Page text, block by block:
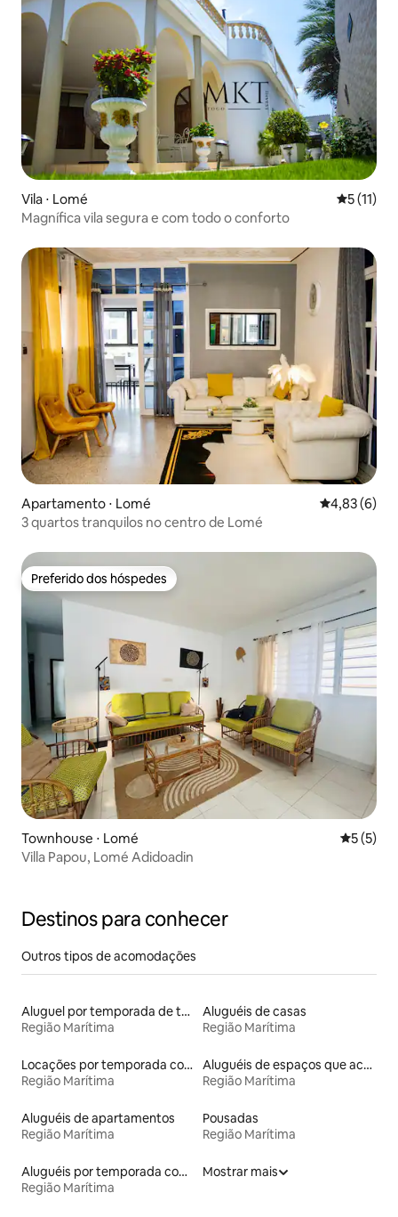
Vila ⋅ Lomé 5 de uma
5 (11)
Magnífica vila segura e com todo o conforto
Apartamento ⋅ Lomé 4,83 de uma
4,83 (6)
3 quartos tranquilos no centro de Lomé
Preferido dos hóspedes
Preferido dos hóspedes
Townhouse ⋅ Lomé 5 de
5 (5)
Villa Papou, Lomé Adidoadin
Destinos para conhecer
Outros tipos de acomodações
Aluguel por temporada de townhouses
Região Marítima
Aluguéis de casas
Região Marítima
Locações por temporada com piscina
Região Marítima
Aluguéis de espaços que aceitam animais de estimação
Região Marítima
Aluguéis de apartamentos
Região Marítima
Pousadas
Região Marítima
Aluguéis por temporada com café da manhã
Região Marítima
Mostrar mais